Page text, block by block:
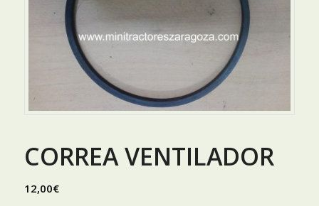
CORREA VENTILADOR
12,00€